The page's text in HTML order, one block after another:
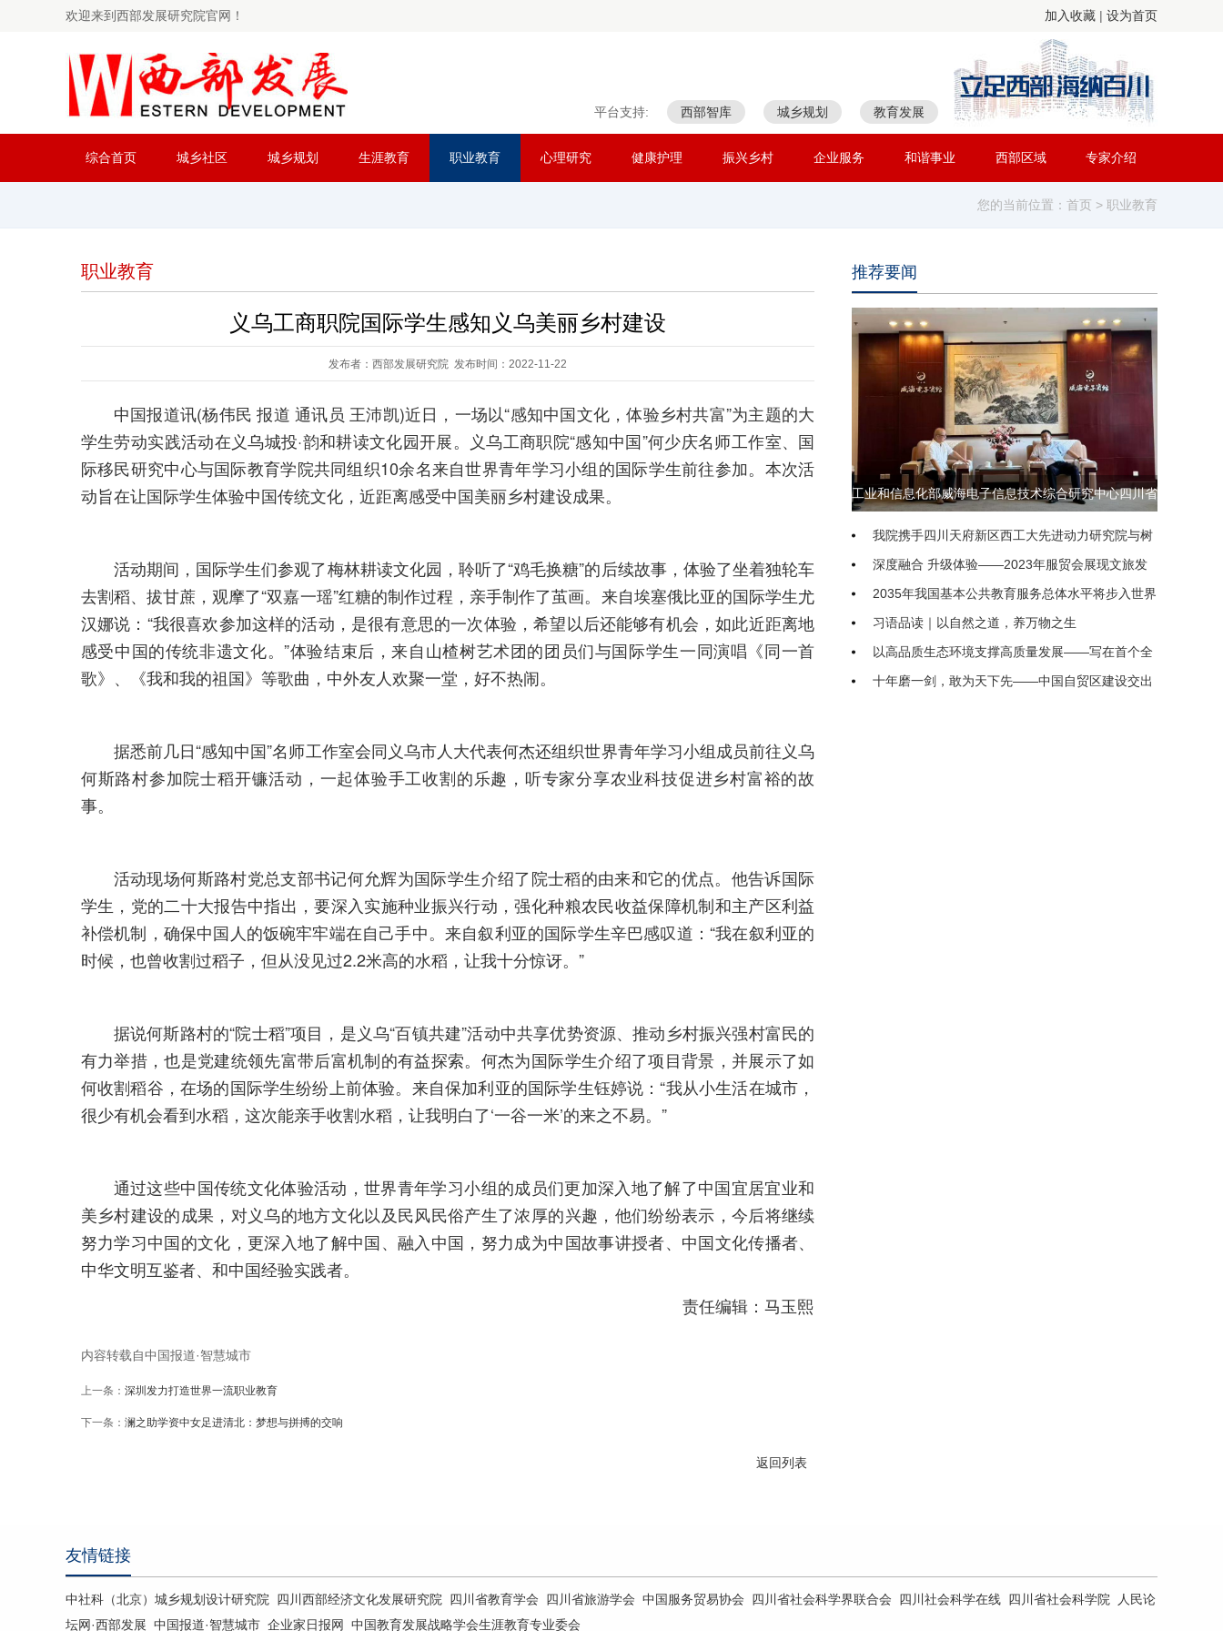
欢迎来到西部发展研究院官网！ 加入收藏 | 设为首页
平台支持: 西部智库 城乡规划 教育发展
综合首页 城乡社区 城乡规划 生涯教育 职业教育 心理研究 健康护理 振兴乡村 企业服务 和谐事业 西部区域 专家介绍
您的当前位置： 首页 > 职业教育
推荐要闻
工业和信息化部威海电子信息技术综合研究中心四川省
联络处即将落地我院
我院携手四川天府新区西工大先进动力研究院与树
生科技 共探低空经济产教融合新模式
深度融合 升级体验——2023年服贸会展现文旅发
展动向2035年我国基本公共教育服务总体水平将步入世界
前列习语品读｜以自然之道，养万物之生
以高品质生态环境支撑高质量发展——写在首个全
国生态日之际
十年磨一剑，敢为天下先——中国自贸区建设交出
职业教育
义乌工商职院国际学生感知义乌美丽乡村建设
发布者：西部发展研究院 发布时间：2022-11-22
中国报道讯(杨伟民 报道 通讯员 王沛凯)近日，一场以“感知中国文化，体验乡村共富”为主题的大
学生劳动实践活动在义乌城投·韵和耕读文化园开展。义乌工商职院“感知中国”何少庆名师工作室、国
际移民研究中心与国际教育学院共同组织10余名来自世界青年学习小组的国际学生前往参加。本次活
动旨在让国际学生体验中国传统文化，近距离感受中国美丽乡村建设成果。
活动期间，国际学生们参观了梅林耕读文化园，聆听了“鸡毛换糖”的后续故事，体验了坐着独轮车
去割稻、拔甘蔗，观摩了“双嘉一瑶”红糖的制作过程，亲手制作了茧画。来自埃塞俄比亚的国际学生尤
汉娜说：“我很喜欢参加这样的活动，是很有意思的一次体验，希望以后还能够有机会，如此近距离地
感受中国的传统非遗文化。”体验结束后，来自山楂树艺术团的团员们与国际学生一同演唱《同一首
歌》、《我和我的祖国》等歌曲，中外友人欢聚一堂，好不热闹。
据悉前几日“感知中国”名师工作室会同义乌市人大代表何杰还组织世界青年学习小组成员前往义乌
何斯路村参加院士稻开镰活动，一起体验手工收割的乐趣，听专家分享农业科技促进乡村富裕的故
事。
活动现场何斯路村党总支部书记何允辉为国际学生介绍了院士稻的由来和它的优点。他告诉国际
学生，党的二十大报告中指出，要深入实施种业振兴行动，强化种粮农民收益保障机制和主产区利益
补偿机制，确保中国人的饭碗牢牢端在自己手中。来自叙利亚的国际学生辛巴感叹道：“我在叙利亚的
时候，也曾收割过稻子，但从没见过2.2米高的水稻，让我十分惊讶。”
据说何斯路村的“院士稻”项目，是义乌“百镇共建”活动中共享优势资源、推动乡村振兴强村富民的
有力举措，也是党建统领先富带后富机制的有益探索。何杰为国际学生介绍了项目背景，并展示了如
何收割稻谷，在场的国际学生纷纷上前体验。来自保加利亚的国际学生钰婷说：“我从小生活在城市，
很少有机会看到水稻，这次能亲手收割水稻，让我明白了‘一谷一米’的来之不易。”
通过这些中国传统文化体验活动，世界青年学习小组的成员们更加深入地了解了中国宜居宜业和
美乡村建设的成果，对义乌的地方文化以及民风民俗产生了浓厚的兴趣，他们纷纷表示，今后将继续
努力学习中国的文化，更深入地了解中国、融入中国，努力成为中国故事讲授者、中国文化传播者、
中华文明互鉴者、和中国经验实践者。
责任编辑：马玉熙
内容转载自中国报道·智慧城市
上一条： 深圳发力打造世界一流职业教育
下一条： 澜之助学资中女足进清北：梦想与拼搏的交响
返回列表
友情链接
中社科（北京）城乡规划设计研究院 四川西部经济文化发展研究院 四川省教育学会 四川省旅游学会 中国服务贸易协会 四川省社会科学界联合会 四川社会科学在线 四川省社会科学院
人民论
坛网·西部发展 中国报道·智慧城市 企业家日报网 中国教育发展战略学会生涯教育专业委会